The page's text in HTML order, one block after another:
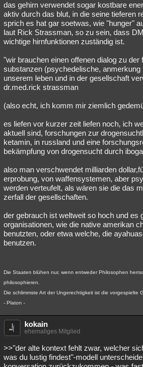
das gehirn verwendet sogar kostbare
aktiv durch das blut, in die seine tieferen
sprich es hat gar soetwas, wie "hunger"
laut Rick Strassman, so zu sein, dass
wichtige hirnfunktionen zuständig ist.
"wir brauchen einen offenen dialog zu der
substanzen (psychedelische,
unserem leben und in der gesellschaft
dr.med.rick strassman
(also echt, ich komm mir ziemlich
es liefen vor kurzer zeit liefen noch, ich
aktuell sind, forschungen zur
ketamin, in russland und eine
bekämpfung von drogensucht durch
also man verschwendet milliarden
erprobung, von waffensystemen, aber
werden verteufelt, als wären sie die das
zerfall der gesellschaften.
der gebrauch ist weltweit so hoch und es
organisationen, wie die native amerikan
benutzten, oder etwa welche, die
benutzen.
Die Staaten blühen nur, wenn entweder Philosophen
philosophieren.
Die schlimmste Art der Ungerechtigkeit ist die vorgespielte
- Platon -
kokain
ehemaliges Mitglied
>>"der alte kontext fehlt zwar, welcher
was du lustig findest"-modell